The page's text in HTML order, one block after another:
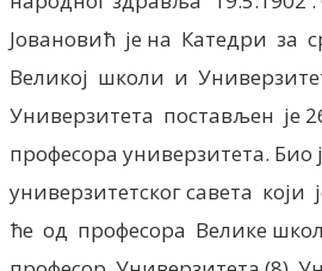
Јовановић је на Катедри за
Великој школи и
Универзитета постављен је
професора универзитета.
универзитетског савета
ће од професора Велике